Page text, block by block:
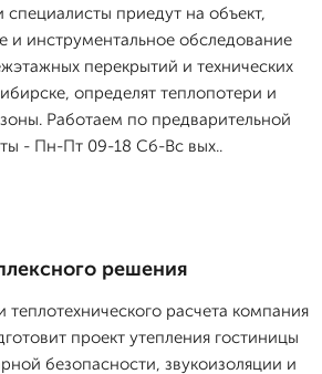
приедут на объект,
и инструментальное обследование
перекрытий и технических
определят теплопотери и
Работаем по предварительной
- Пн-Пт 09-18 Сб-Вс вых..
решения
расчета компания
проект утепления гостиницы
безопасности, звукоизоляции и